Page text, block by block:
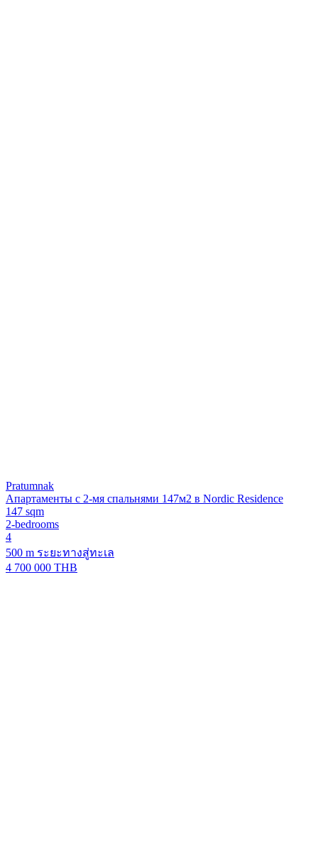
Pratumnak
Апартаменты с 2-мя спальнями 147м2 в Nordic Residence
147 sqm
2-bedrooms
4
500 m ระยะทางสู่ทะเล
4 700 000 THB